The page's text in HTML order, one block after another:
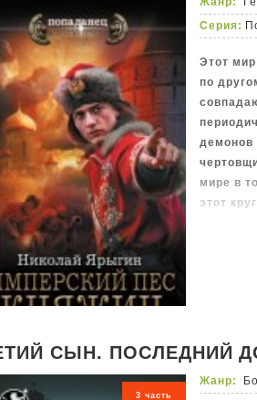
Серия:
Этот
по
демонов
мире в
этот
СЫН. ПОСЛЕДНИЙ
3 часть
Жанр: